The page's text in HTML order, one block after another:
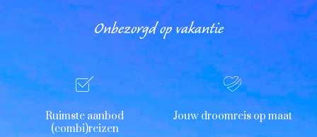
Onbezorgd op vakantie
Ruimste aanbod
(combi)reizen
Jouw droomreis op maat